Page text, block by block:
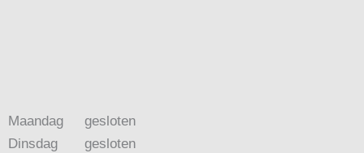
Maandag
Dinsdag
gesloten
gesloten